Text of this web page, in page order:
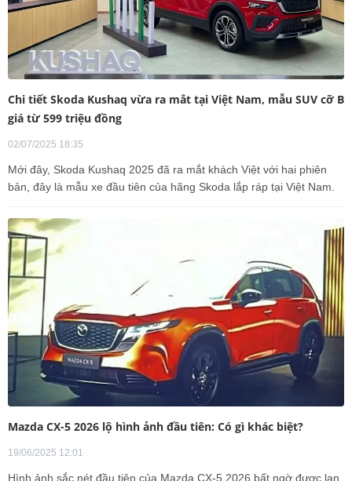
Chi tiết Skoda Kushaq vừa ra mắt tại Việt Nam, mẫu SUV cỡ B
giá từ 599 triệu đồng
02/07/2025 18:35
Mới đây, Skoda Kushaq 2025 đã ra mắt khách Việt với hai phiên
bản, đây là mẫu xe đầu tiên của hãng Skoda lắp ráp tại Việt Nam.
Mazda CX-5 2026 lộ hình ảnh đầu tiên: Có gì khác biệt?
19/06/2025 12:01
Hình ảnh sắc nét đầu tiên của Mazda CX-5 2026 bất ngờ được lan